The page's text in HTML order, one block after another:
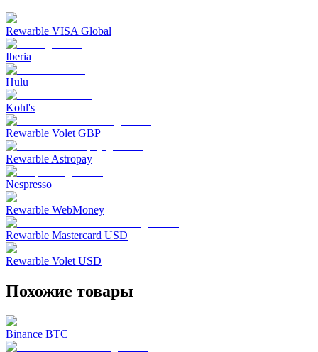
Rewarble VISA Global
Iberia
Hulu
Kohl's
Rewarble Volet GBP
Rewarble Astropay
Nespresso
Rewarble WebMoney
Rewarble Mastercard USD
Rewarble Volet USD
Похожие товары
Binance BTC